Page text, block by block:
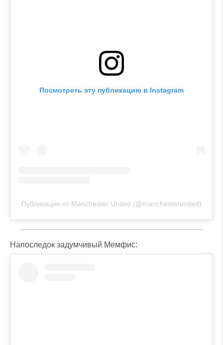
Посмотреть эту публикацию в Instagram
Публикация от Manchester United (@manchesterunited)
Напоследок задумчивый Мемфис: